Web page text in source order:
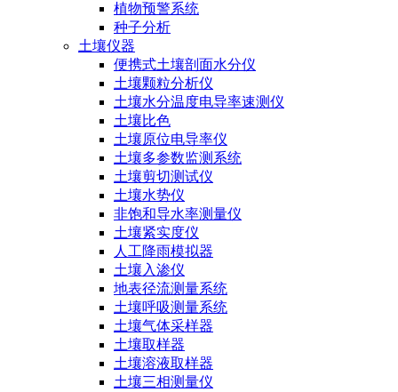
植物预警系统
种子分析
土壤仪器
便携式土壤剖面水分仪
土壤颗粒分析仪
土壤水分温度电导率速测仪
土壤比色
土壤原位电导率仪
土壤多参数监测系统
土壤剪切测试仪
土壤水势仪
非饱和导水率测量仪
土壤紧实度仪
人工降雨模拟器
土壤入渗仪
地表径流测量系统
土壤呼吸测量系统
土壤气体采样器
土壤取样器
土壤溶液取样器
土壤三相测量仪